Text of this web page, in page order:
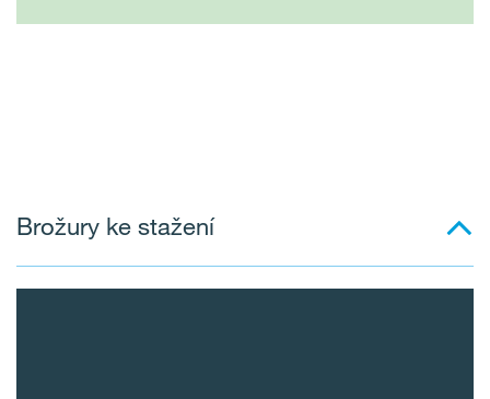
Brožury ke stažení